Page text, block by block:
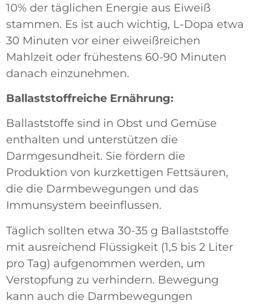
10% der täglichen Energie aus Eiweiß
stammen. Es ist auch wichtig, L-Dopa etwa
30 Minuten vor einer eiweißreichen
Mahlzeit oder frühestens 60-90 Minuten
danach einzunehmen.
Ballaststoffreiche Ernährung:
Ballaststoffe sind in Obst und Gemüse
enthalten und unterstützen die
Darmgesundheit. Sie fördern die
Produktion von kurzkettigen Fettsäuren,
die die Darmbewegungen und das
Immunsystem beeinflussen.
Täglich sollten etwa 30-35 g Ballaststoffe
mit ausreichend Flüssigkeit (1,5 bis 2 Liter
pro Tag) aufgenommen werden, um
Verstopfung zu verhindern. Bewegung
kann auch die Darmbewegungen